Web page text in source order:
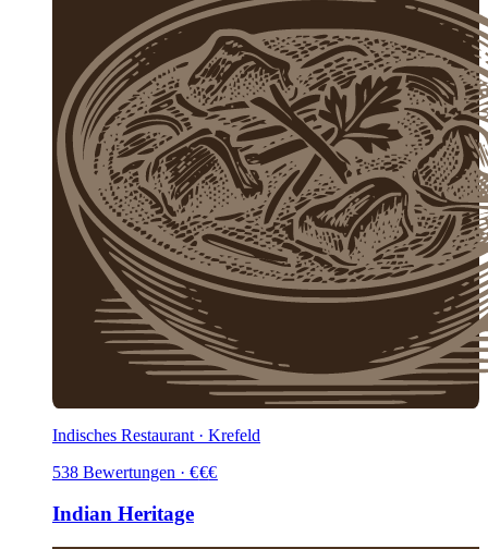
Indisches Restaurant · Krefeld
538 Bewertungen · €€€
Indian Heritage